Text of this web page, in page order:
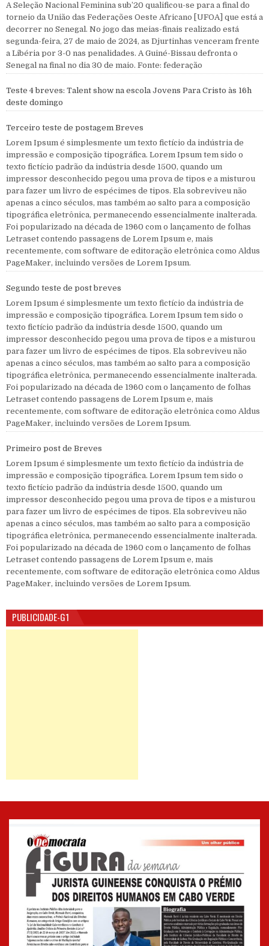
A Seleção Nacional Feminina sub’20 qualificou-se para a final do
torneio da União das Federações Oeste Africano [UFOA] que está a
decorrer no Senegal. No jogo das meias-finais realizado está
segunda-feira, 27 de maio de 2024, as Djurtinhas venceram frente
a Libéria por 3-0 nas penalidades. A Guiné-Bissau defronta o
Senegal na final no dia 30 de maio. Fonte: federação
Teste 4 breves: Talent show na escola Jovens Para Cristo às 16h
deste domingo
Terceiro teste de postagem Breves
Lorem Ipsum é simplesmente um texto fictício da indústria de
impressão e composição tipográfica. Lorem Ipsum tem sido o
texto fictício padrão da indústria desde 1500, quando um
impressor desconhecido pegou uma prova de tipos e a misturou
para fazer um livro de espécimes de tipos. Ela sobreviveu não
apenas a cinco séculos, mas também ao salto para a composição
tipográfica eletrônica, permanecendo essencialmente inalterada.
Foi popularizado na década de 1960 com o lançamento de folhas
Letraset contendo passagens de Lorem Ipsum e, mais
recentemente, com software de editoração eletrônica como Aldus
PageMaker, incluindo versões de Lorem Ipsum.
Segundo teste de post breves
Lorem Ipsum é simplesmente um texto fictício da indústria de
impressão e composição tipográfica. Lorem Ipsum tem sido o
texto fictício padrão da indústria desde 1500, quando um
impressor desconhecido pegou uma prova de tipos e a misturou
para fazer um livro de espécimes de tipos. Ela sobreviveu não
apenas a cinco séculos, mas também ao salto para a composição
tipográfica eletrônica, permanecendo essencialmente inalterada.
Foi popularizado na década de 1960 com o lançamento de folhas
Letraset contendo passagens de Lorem Ipsum e, mais
recentemente, com software de editoração eletrônica como Aldus
PageMaker, incluindo versões de Lorem Ipsum.
Primeiro post de Breves
Lorem Ipsum é simplesmente um texto fictício da indústria de
impressão e composição tipográfica. Lorem Ipsum tem sido o
texto fictício padrão da indústria desde 1500, quando um
impressor desconhecido pegou uma prova de tipos e a misturou
para fazer um livro de espécimes de tipos. Ela sobreviveu não
apenas a cinco séculos, mas também ao salto para a composição
tipográfica eletrônica, permanecendo essencialmente inalterada.
Foi popularizado na década de 1960 com o lançamento de folhas
Letraset contendo passagens de Lorem Ipsum e, mais
recentemente, com software de editoração eletrônica como Aldus
PageMaker, incluindo versões de Lorem Ipsum.
PUBLICIDADE-G1